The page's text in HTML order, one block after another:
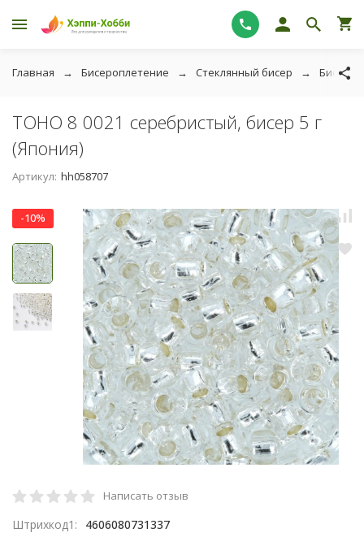
Главная Бисероплетение Стеклянный бисер Бисер
TOHO 8 0021 серебристый, бисер 5 г
(Япония)
Артикул: hh058707
-10%
Написать отзыв
Штрихкод1:
4606080731337